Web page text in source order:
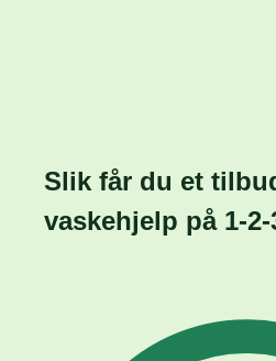
Slik får du et
vaskehjelp på 1-2-